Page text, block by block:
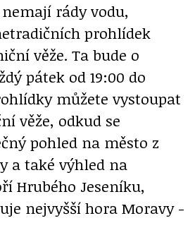
rády vodu,
prohlídek
věže. Ta bude o
pátek od 19:00 do
můžete vystoupat
věže, odkud se
pohled na město z
a také výhled na
Hrubého Jeseníku,
nejvyšší hora Moravy -